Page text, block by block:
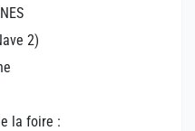
2)
la foire :